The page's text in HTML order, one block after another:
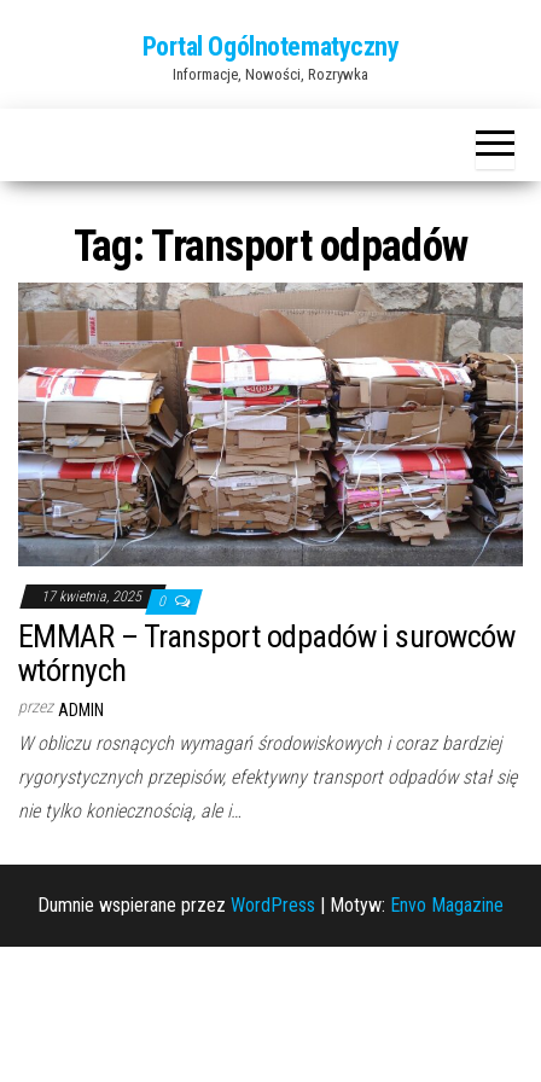
Portal Ogólnotematyczny
Informacje, Nowości, Rozrywka
Tag:Transport odpadów
17 kwietnia, 2025 0
EMMAR – Transport odpadów i surowców
wtórnych
przez ADMIN
W obliczu rosnących wymagań środowiskowych i coraz bardziej
rygorystycznych przepisów, efektywny transport odpadów stał się
nie tylko koniecznością, ale i…
Dumnie wspierane przez WordPress | Motyw: Envo Magazine